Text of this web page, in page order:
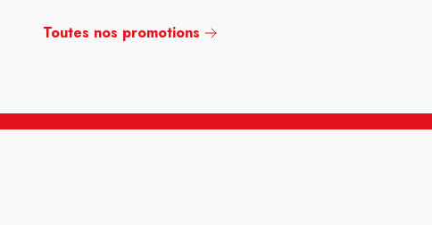
Toutes nos promotions